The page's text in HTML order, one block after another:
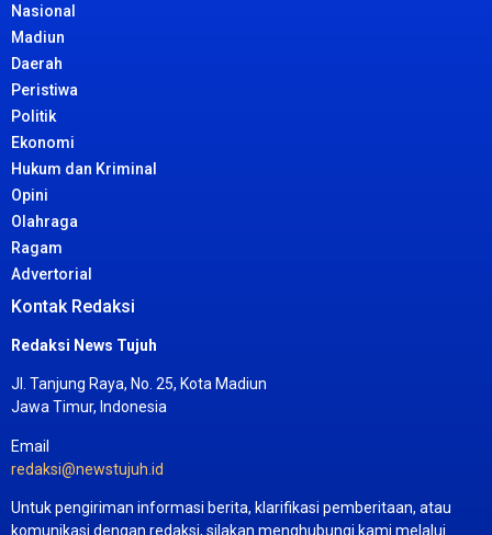
Nasional
Madiun
Daerah
Peristiwa
Politik
Ekonomi
Hukum dan Kriminal
Opini
Olahraga
Ragam
Advertorial
Kontak Redaksi
Redaksi News Tujuh
Jl. Tanjung Raya, No. 25, Kota Madiun
Jawa Timur, Indonesia
Email
redaksi@newstujuh.id
Untuk pengiriman informasi berita, klarifikasi pemberitaan, atau
komunikasi dengan redaksi, silakan menghubungi kami melalui